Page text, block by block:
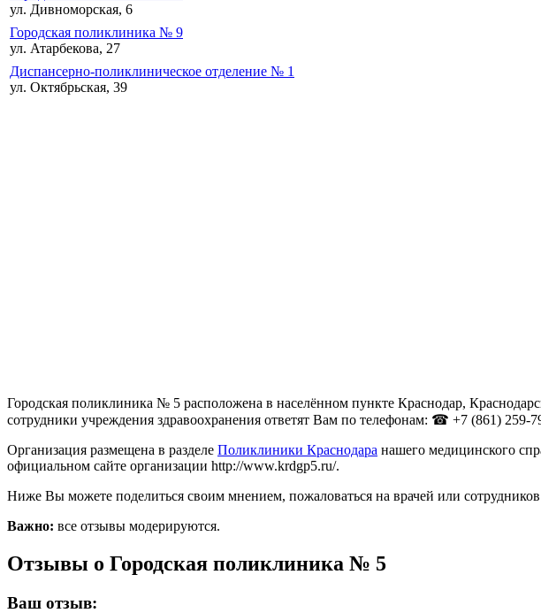
ул. Дивноморская, 6
Городская поликлиника № 9
ул. Атарбекова, 27
Диспансерно-поликлиническое отделение № 1
ул. Октябрьская, 39
Городская поликлиника № 5 расположена в населённом пункте Краснодар,
сотрудники учреждения здравоохранения ответят Вам по телефонам: ☎ +7 (861) 259-
Организация размещена в разделе Поликлиники Краснодара нашего медицинского
официальном сайте организации http://www.krdgp5.ru/.
Ниже Вы можете поделиться своим мнением, пожаловаться на врачей или
Важно: все отзывы модерируются.
Отзывы о Городская поликлиника № 5
Ваш отзыв: